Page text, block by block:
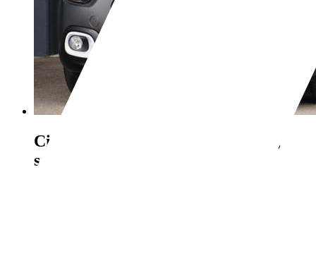
Citroen C3
1.2 PureTech You, NL,
stoelverw. PDC, LED, bluetoo